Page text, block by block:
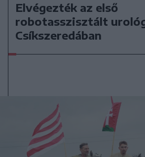
Elvégezték az első
robotasszisztált
Csíkszeredában